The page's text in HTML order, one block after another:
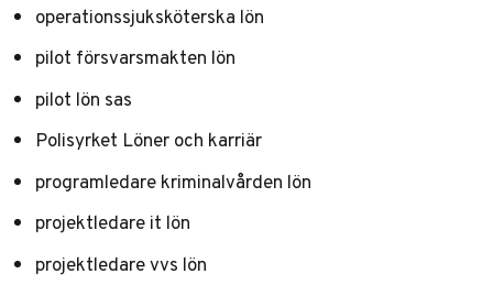
operationssjuksköterska lön
pilot försvarsmakten lön
pilot lön sas
Polisyrket Löner och karriär
programledare kriminalvården lön
projektledare it lön
projektledare vvs lön